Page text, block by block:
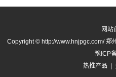
网站
Copyright © http://www.hnjpgc.com/ 郑
豫ICP
热推产品 |